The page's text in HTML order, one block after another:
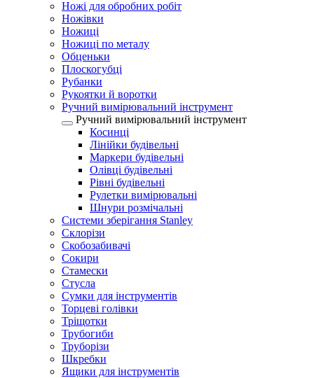
Ножі для обробних робіт
Ножівки
Ножиці
Ножиці по металу
Обценьки
Плоскогубці
Рубанки
Рукоятки й воротки
Ручний вимірювальний інструмент
Ручний вимірювальний інструмент
Косинці
Лінійки будівельні
Маркери будівельні
Олівці будівельні
Рівні будівельні
Рулетки вимірювальні
Шнури розмічальні
Системи зберігання Stanley
Склорізи
Скобозабивачі
Сокири
Стамески
Стусла
Сумки для інструментів
Торцеві голівки
Тріщотки
Трубогиби
Труборізи
Шкребки
Ящики для інструментів